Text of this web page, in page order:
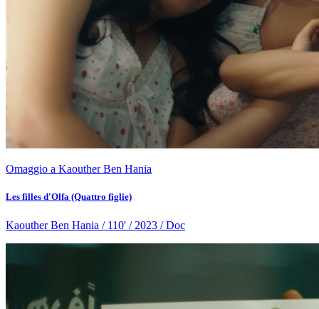
Omaggio a Kaouther Ben Hania
Les filles d'Olfa (Quattro figlie)
Kaouther Ben Hania / 110' / 2023 / Doc